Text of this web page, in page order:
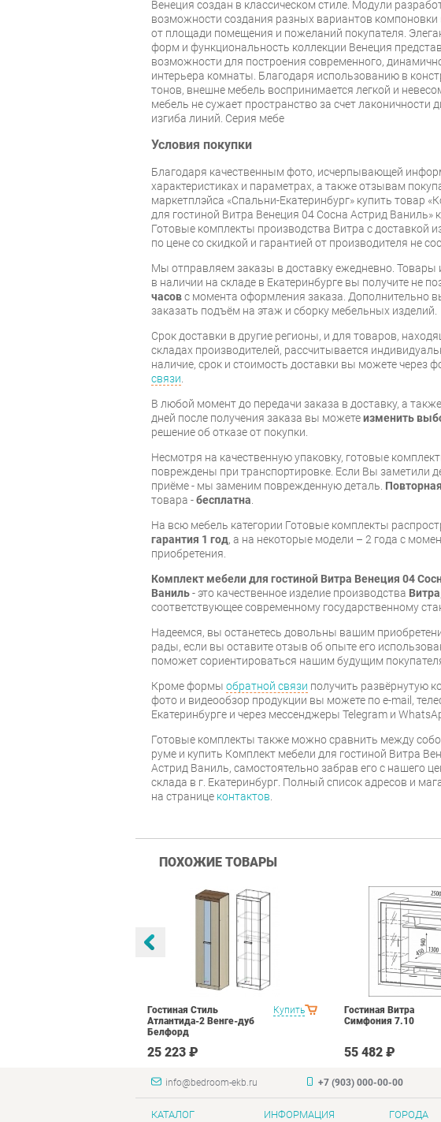
Венеция создан в классическом стиле. Модули
возможности создания разных вариантов компоновки
от площади помещения и пожеланий покупателя.
форм и функциональность коллекции Венеция
возможности для построения современного,
интерьера комнаты. Благодаря использованию в
тонов, внешне мебель воспринимается легкой и
мебель не сужает пространство за счет лаконичности
изгиба линий. Серия мебе
Условия покупки
Благодаря качественным фото, исчерпывающей
характеристиках и параметрах, а также отзывам
маркетплэйса «Спальни-Екатеринбург» купить товар
для гостиной Витра Венеция 04 Сосна Астрид Ваниль»
Готовые комплекты производства Витра с доставкой
по цене со скидкой и гарантией от производителя не
Мы отправляем заказы в доставку ежедневно. Товары
в наличии на складе в Екатеринбурге вы получите не
часовс момента оформления заказа. Дополнительно
заказать подъём на этаж и сборку мебельных изделий.
Срок доставки в другие регионы, и для товаров,
складах производителей, рассчитывается
наличие, срок и стоимость доставки вы можете через
связи.
В любой момент до передачи заказа в доставку, а
дней после получения заказа вы можетеизменить
решение об отказе от покупки.
Несмотря на качественную упаковку, готовые
повреждены при транспортировке. Если Вы заметили
приёме - мы заменим поврежденную деталь.
товара -бесплатна.
На всю мебель категории Готовые комплекты
гарантия 1 год, а на некоторые модели – 2 года с
приобретения.
Комплект мебели для гостиной Витра Венеция 04
Ваниль- это качественное изделие производства Витра
соответствующее современному государственному
Надеемся, вы останетесь довольны вашим
рады, если вы оставите отзыв об опыте его
поможет сориентироваться нашим будущим
Кроме формы обратной связи получить развёрнутую
фото и видеообзор продукции вы можете по e-mail,
Екатеринбурге и через мессенджеры Telegram и
Готовые комплекты также можно сравнить между
руме и купить Комплект мебели для гостиной Витра
Астрид Ваниль, самостоятельно забрав его с нашего
склада в г. Екатеринбург. Полный список адресов и
на странице контактов.
ПОХОЖИЕ ТОВАРЫ
Купить
Гостиная Стиль
Атлантида-2 Венге-дуб
Белфорд
25 223 ₽
Гостиная Витра
Симфония 7.10
55 482 ₽
info@bedroom-ekb.ru +7 (903) 000-00-00
КАТАЛОГ ИНФОРМАЦИЯ ГОРОДА